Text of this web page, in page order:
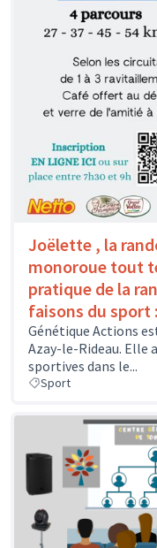
Joëlette , la
monoroue tout
pratique de la
faisons du sport
Génétique Actions
Azay-le-Rideau. Elle
sportives dans le...
Sport